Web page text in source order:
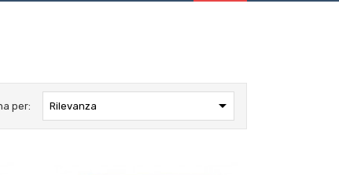
per: Rilevanza 